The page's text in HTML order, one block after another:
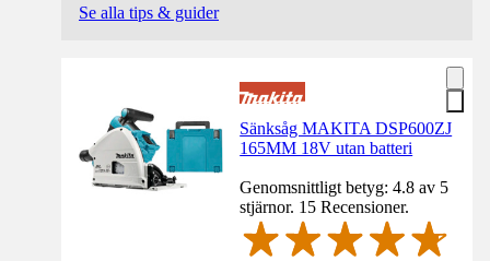
Se alla tips & guider
Sänksåg MAKITA DSP600ZJ
165MM 18V utan batteri
Genomsnittligt betyg: 4.8 av 5
stjärnor. 15 Recensioner.